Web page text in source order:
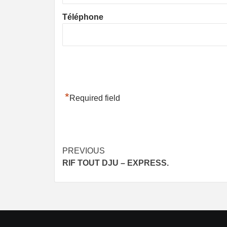
Téléphone
*Required field
Post
navigation
PREVIOUS
RIF TOUT DJU – EXPRESS.